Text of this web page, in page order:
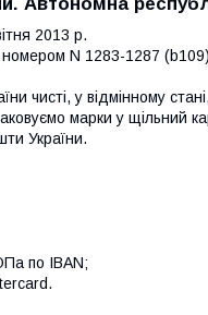
Автономна
2013 р.
номером N 1283-1287
чисті, у відмінному
марки у щільний
України.
по IBAN;